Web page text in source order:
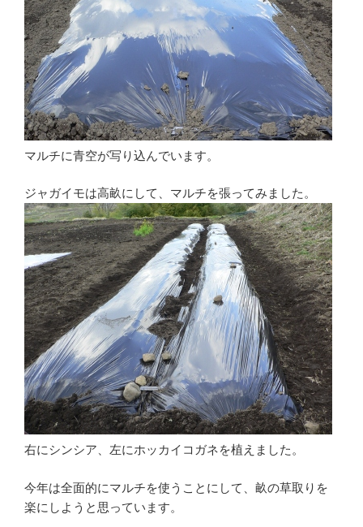
マルチに青空が写り込んでいます。
ジャガイモは高畝にして、マルチを張ってみました。
右にシンシア、左にホッカイコガネを植えました。
今年は全面的にマルチを使うことにして、畝の草取りを
楽にしようと思っています。